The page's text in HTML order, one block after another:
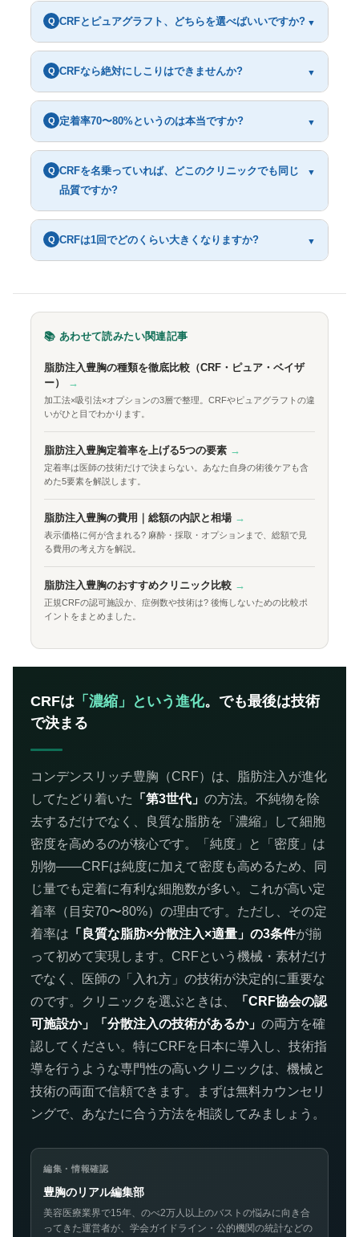
Q CRFとピュアグラフト、どちらを選べばいいですか? ▼
Q CRFなら絶対にしこりはできませんか? ▼
Q 定着率70〜80%というのは本当ですか? ▼
Q CRFを名乗っていれば、どこのクリニックでも同じ
品質ですか?
▼
Q CRFは1回でどのくらい大きくなりますか? ▼
📚 あわせて読みたい関連記事
脂肪注入豊胸の種類を徹底比較（CRF・ピュア・ベイザ
ー）
→
加工法×吸引法×オプションの3層で整理。CRFやピュアグラフトの違
いがひと目でわかります。
脂肪注入豊胸定着率を上げる5つの要素 →
定着率は医師の技術だけで決まらない。あなた自身の術後ケアも含
めた5要素を解説します。
脂肪注入豊胸の費用｜総額の内訳と相場 →
表示価格に何が含まれる? 麻酔・採取・オプションまで、総額で見
る費用の考え方を解説。
脂肪注入豊胸のおすすめクリニック比較 →
正規CRFの認可施設か、症例数や技術は? 後悔しないための比較ポ
イントをまとめました。
CRFは 「濃縮」という進化。でも最後は技術
で決まる
コンデンスリッチ豊胸（CRF）は、脂肪注入が進化
してたどり着いた
「第3世代」 の方法。不純物を除
去するだけでなく、良質な脂肪を「濃縮」して細胞
密度を高めるのが核心です。「純度」と「密度」は
別物——CRFは純度に加えて密度も高めるため、同
じ量でも定着に有利な細胞数が多い。これが高い定
着率（目安70〜80%）の理由です。ただし、その定
着率は 「良質な脂肪×分散注入×適量」の3条件が揃
って初めて実現します。CRFという機械・素材だけ
でなく、医師の「入れ方」の技術が決定的に重要な
のです。クリニックを選ぶときは、
「CRF協会の認
可施設か」「分散注入の技術があるか」 の両方を確
認してください。特にCRFを日本に導入し、技術指
導を行うような専門性の高いクリニックは、機械と
技術の両面で信頼できます。まずは無料カウンセリ
ングで、あなたに合う方法を相談してみましょう。
編集・情報確認
豊胸のリアル編集部
美容医療業界で15年、のべ2万人以上のバストの悩みに向き合
ってきた運営者が、学会ガイドライン・公的機関の統計などの